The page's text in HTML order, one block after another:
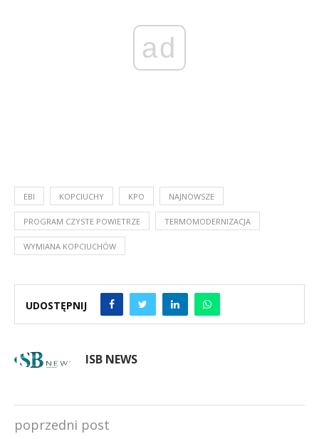
ad
EBI KOPCIUCHY KPO NAJNOWSZE
PROGRAM CZYSTE POWIETRZE TERMOMODERNIZACJA
WYMIANA KOPCIUCHÓW
UDOSTĘPNIJ
ISB NEWS
poprzedni post